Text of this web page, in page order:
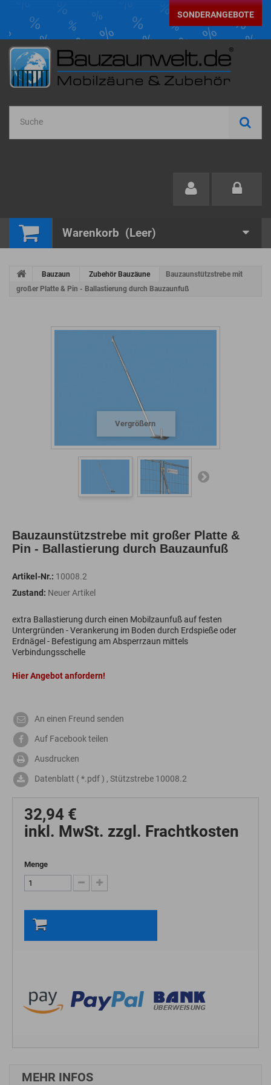
SONDERANGEBOTE
Warenkorb (Leer)
Bauzaun Zubehör Bauzäune
Bauzaunstützstrebe mit
großer Platte & Pin - Ballastierung durch Bauzaunfuß
Vergrößern
Bauzaunstützstrebe mit großer Platte &
Pin - Ballastierung durch Bauzaunfuß
Artikel-Nr.: 10008.2
Zustand: Neuer Artikel
extra Ballastierung durch einen Mobilzaunfuß auf festen
Untergründen - Verankerung im Boden durch Erdspieße oder
Erdnägel - Befestigung am Absperrzaun mittels
Verbindungsschelle
Hier Angebot anfordern!
An einen Freund senden
Auf Facebook teilen
Ausdrucken
Datenblatt ( *.pdf ) , Stützstrebe 10008.2
32,94 €
inkl. MwSt. zzgl. Frachtkosten
Menge
MEHR INFOS